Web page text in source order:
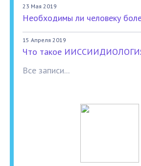
23 Мая 2019
Необходимы ли человеку
15 Апреля 2019
Что такое
Все записи...